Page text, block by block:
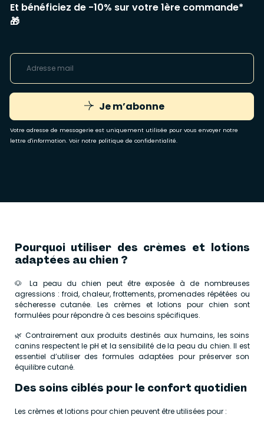
Et bénéficiez de -10% sur votre 1ère commande*
🎁
Je m’abonne
Votre adresse de messagerie est uniquement utilisée pour vous envoyer notre
lettre d'information. Voir notre politique de confidentialité.
Pourquoi utiliser des crèmes et lotions
adaptées au chien ?
🐶 La peau du chien peut être exposée à de nombreuses
agressions : froid, chaleur, frottements, promenades répétées ou
sécheresse cutanée. Les crèmes et lotions pour chien sont
formulées pour répondre à ces besoins spécifiques.
🌿 Contrairement aux produits destinés aux humains, les soins
canins respectent le pH et la sensibilité de la peau du chien. Il est
essentiel d’utiliser des formules adaptées pour préserver son
équilibre cutané.
Des soins ciblés pour le confort quotidien
Les crèmes et lotions pour chien peuvent être utilisées pour :